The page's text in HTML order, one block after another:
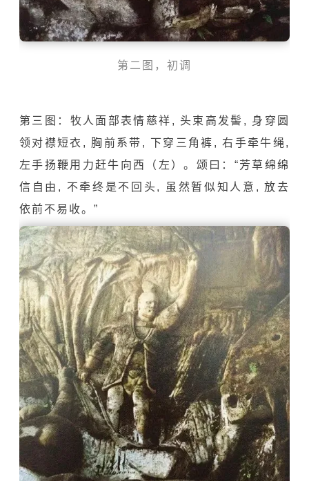
第二图，初调
第三图：牧人面部表情慈祥, 头束高发髻, 身穿圆
领对襟短衣, 胸前系带, 下穿三角裤, 右手牵牛绳,
左手扬鞭用力赶牛向西（左）。颂曰：“芳草绵绵
信自由, 不牵终是不回头, 虽然暂似知人意, 放去
依前不易收。”